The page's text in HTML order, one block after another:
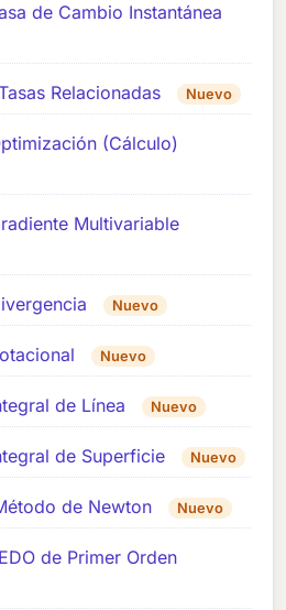
de Cambio Instantánea
Relacionadas Nuevo
(Cálculo)
Multivariable
Nuevo
Nuevo
de Línea Nuevo
de Superficie Nuevo
de Newton Nuevo
de Primer Orden